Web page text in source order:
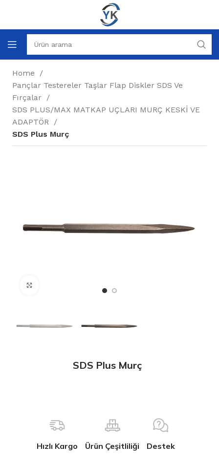
Home
Pançlar Testereler Taşlar Flap Diskler SDS Ve
Fırçalar
SDS PLUS/MAX MATKAP UÇLARI MURÇ KESKİ VE
ADAPTÖR
SDS Plus Murç
SDS Plus Murç
Hızlı Kargo Ürün Çeşitliliği Destek